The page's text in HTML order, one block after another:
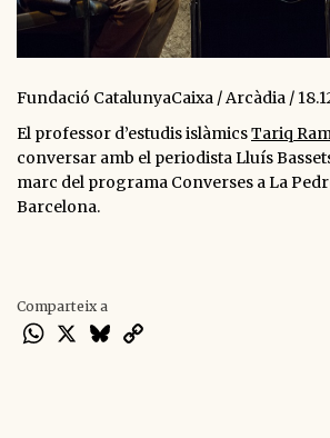
Fundació CatalunyaCaixa / Arcàdia /
El professor d’estudis islàmicsTariq
conversar amb el periodista Lluís
marc del programa Converses a La
Barcelona.
Comparteix a
WhatsApp
X Bluesky